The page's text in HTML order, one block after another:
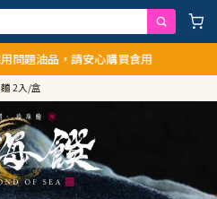
品，請安心購買食用
2入/盒